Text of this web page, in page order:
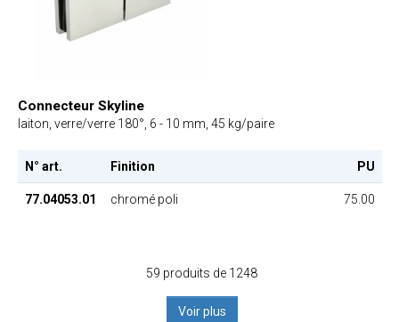
Connecteur Skyline
laiton, verre/verre 180°, 6 - 10 mm, 45 kg/paire
N° art. Finition PU
77.04053.01 chromé poli 75.00
59 produits de 1248
Voir plus